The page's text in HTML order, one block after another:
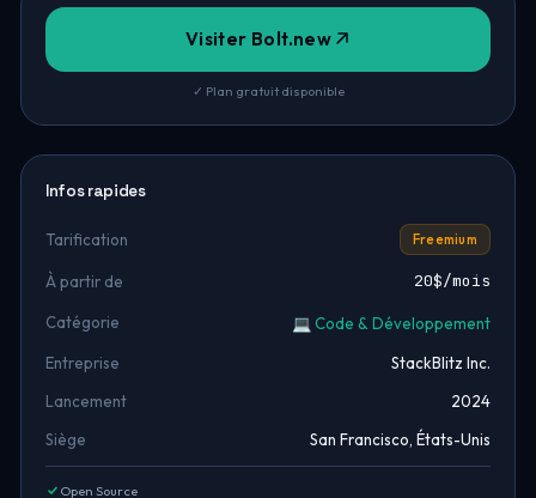
Visiter Bolt.new
✓ Plan gratuit disponible
Infos rapides
Tarification Freemium
À partir de 20$/mois
Catégorie 💻 Code & Développement
Entreprise
StackBlitz Inc.
Lancement
2024
Siège
San Francisco, États-Unis
Open Source